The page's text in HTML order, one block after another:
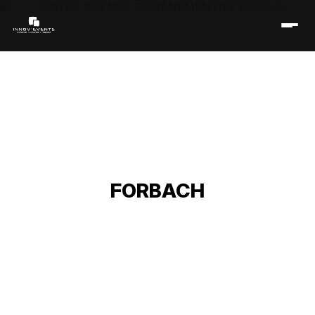
FORBACH